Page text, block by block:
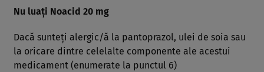
Nu luaţi Noacid 20 mg
Dacă sunteţi alergic/ă la pantoprazol, ulei de soia sau
la oricare dintre celelalte componente ale acestui
medicament (enumerate la punctul 6)